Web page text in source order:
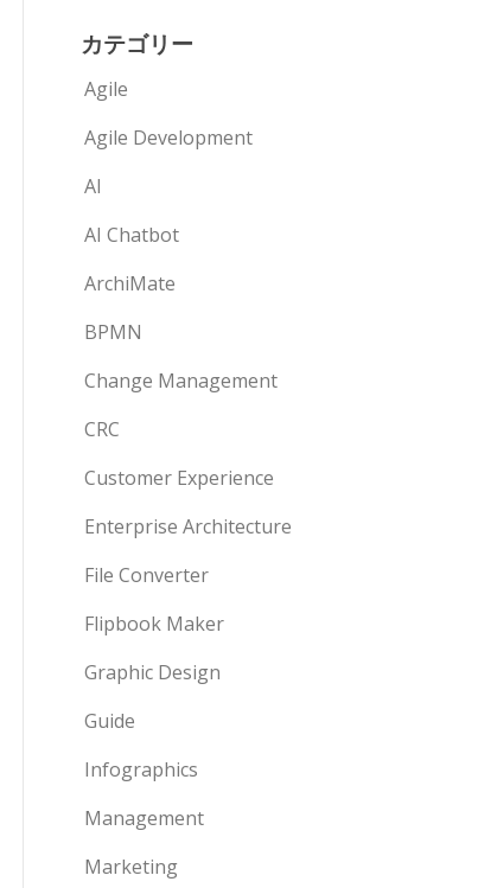
カテゴリー
Agile
Agile Development
AI
AI Chatbot
ArchiMate
BPMN
Change Management
CRC
Customer Experience
Enterprise Architecture
File Converter
Flipbook Maker
Graphic Design
Guide
Infographics
Management
Marketing